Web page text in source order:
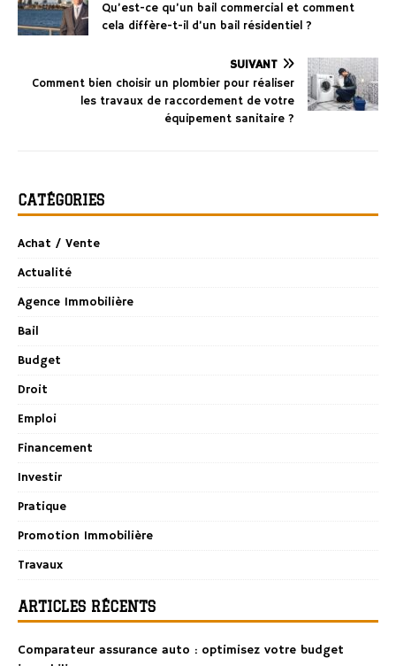
Qu’est-ce qu’un bail commercial et comment
cela diffère-t-il d’un bail résidentiel ?
SUIVANT
Comment bien choisir un plombier pour réaliser
les travaux de raccordement de votre
équipement sanitaire ?
CATÉGORIES
Achat / Vente
Actualité
Agence Immobilière
Bail
Budget
Droit
Emploi
Financement
Investir
Pratique
Promotion Immobilière
Travaux
ARTICLES RÉCENTS
Comparateur assurance auto : optimisez votre budget